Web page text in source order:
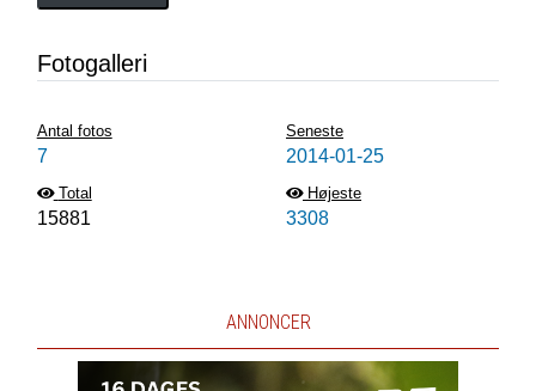
Fotogalleri
Antal fotos
7
Seneste
2014-01-25
Total
15881
Højeste
3308
ANNONCER